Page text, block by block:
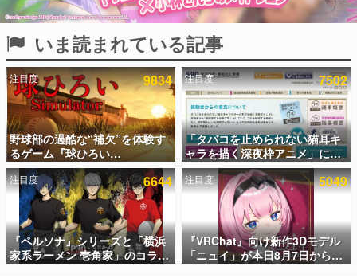
ピックアップ
電ファミのいま読まれている記事ランキング
アプリセール情報
インタビュー
連載・特集一覧
殿堂入り記事
SNS拡散数が数千以上！ ページビュー数万以上！ などな
ど。多くの人々に読まれた、電ファミ渾身の“殿堂入り”記
事をまとめました。
いま読まれている記事
注目度 9834
野球部の過酷な“補欠”を体験す
るゲーム『球ひろい
Simulator』が「1件」のウィッ
シュリストをもとにチェコ語に
対応しSNSで話題に。『キング
ダム・カム』開発元やチェコの
プロ野球選手から称賛の声
注目度 7502
「タバコを止められない猫耳キ
ャラを描く深夜枠アニメ」に視
聴者の一部から批判意見。違法
薬物の使用と思しき描写も含め
て、BPOが議論を交わす
注目度 6644
『ペルソナ』シリーズと「横浜
家系ラーメン 壱角家」のコラボ
が8月21日から開催。”はがく
注目度 5049
『VRChat』向け新作3Dモデル
「ニュイ」が本日8月7日から
BOOTHにて発売。瞳に光る星